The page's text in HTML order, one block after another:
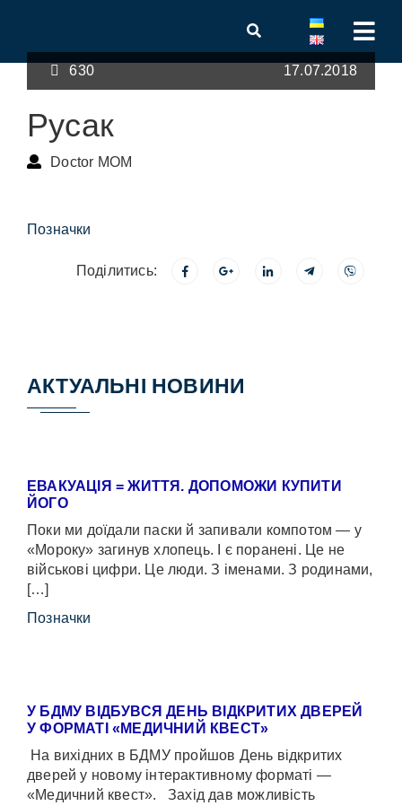
630 17.07.2018
Русак
Doctor MOM
Позначки
Поділитись:
АКТУАЛЬНІ НОВИНИ
ЕВАКУАЦІЯ = ЖИТТЯ. ДОПОМОЖИ КУПИТИ
ЙОГО
Поки ми доїдали паски й запивали компотом — у
«Мороку» загинув хлопець. І є поранені. Це не
військові цифри. Це люди. З іменами. З родинами,
[…]
Позначки
У БДМУ ВІДБУВСЯ ДЕНЬ ВІДКРИТИХ ДВЕРЕЙ
У ФОРМАТІ «МЕДИЧНИЙ КВЕСТ»
На вихідних в БДМУ пройшов День відкритих
дверей у новому інтерактивному форматі —
«Медичний квест». Захід дав можливість